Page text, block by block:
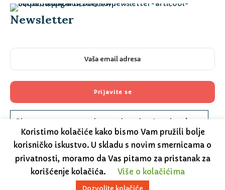
Newsletter
Please prove you are human by selecting the plane
Koristimo kolačiće kako bismo Vam pružili bolje
korisničko iskustvo. U skladu s novim smernicama o
privatnosti, moramo da Vas pitamo za pristanak za
korišćenje kolačića.
Više o kolačićima
Dozvolite kolačiće